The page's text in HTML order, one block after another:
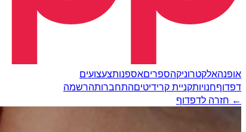
אופנהאלקטרוניקהספריםאספנותצעצועים
דפדוףחנויותקניית קרידיטיםהתחברותהרשמה
← חזרה לדפדוף